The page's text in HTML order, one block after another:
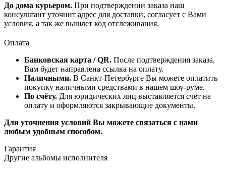
До дома курьером. При подтверждении заказа наш
консультант уточнит адрес для доставки, согласует с Вами
условия, а так же вышлет код отслеживания.
Оплата
Банковская карта / QR. После подтверждения заказа,
Вам будет направлена ссылка на оплату.
Наличными. В Санкт-Петербурге Вы можете оплатить
покупку наличными средствами в нашем шоу-руме.
По счёту. Для юридических лиц выставляется счёт на
оплату и оформляются закрывающие документы.
Для уточнения условий Вы можете связаться с нами
любым удобным способом.
Гарантия
Другие альбомы исполнителя